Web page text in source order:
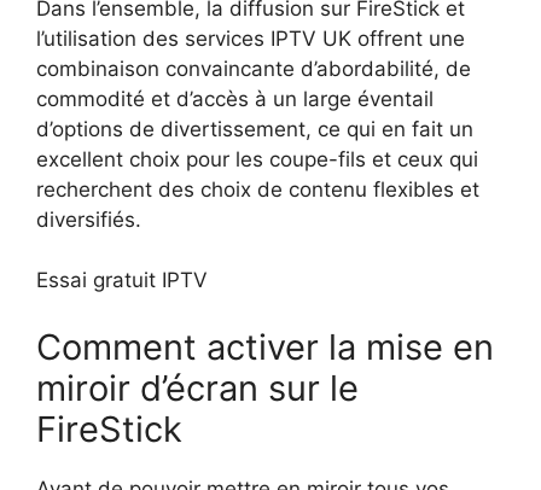
Dans l’ensemble, la diffusion sur FireStick et
l’utilisation des services IPTV UK offrent une
combinaison convaincante d’abordabilité, de
commodité et d’accès à un large éventail
d’options de divertissement, ce qui en fait un
excellent choix pour les coupe-fils et ceux qui
recherchent des choix de contenu flexibles et
diversifiés.
Essai gratuit IPTV
Comment activer la mise en
miroir d’écran sur le
FireStick